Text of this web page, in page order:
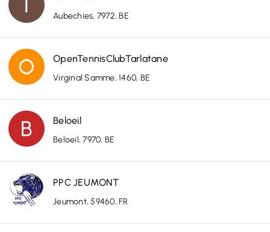
Aubechies, 7972, BE
OpenTennisClubTarlatane
Virginal Samme, 1460, BE
Beloeil
Beloeil, 7970, BE
PPC JEUMONT
Jeumont, 59460, FR